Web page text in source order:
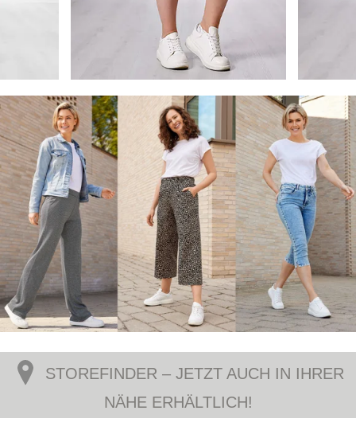
STOREFINDER – JETZT AUCH IN IHRER
NÄHE ERHÄLTLICH!